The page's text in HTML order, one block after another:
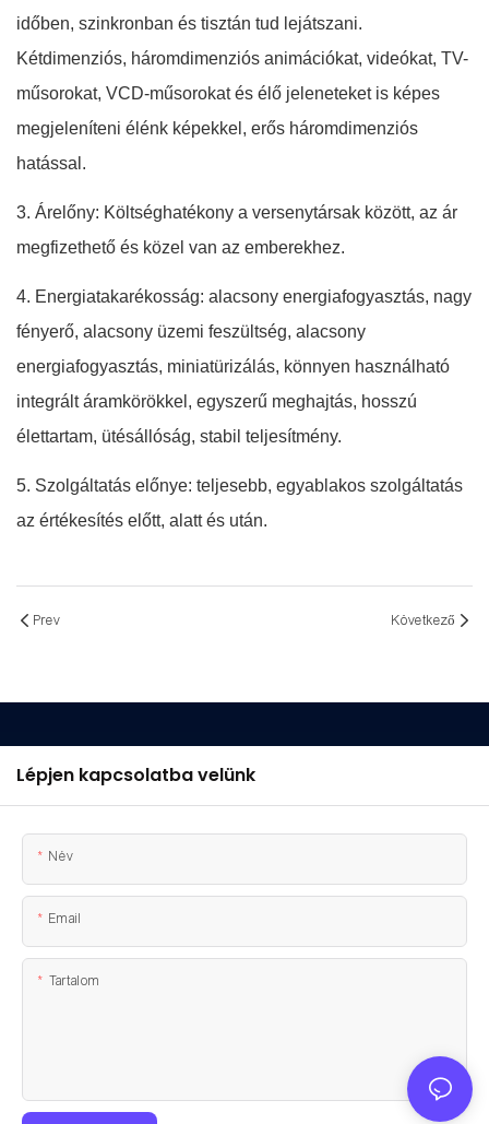
időben, szinkronban és tisztán tud lejátszani.
Kétdimenziós, háromdimenziós animációkat, videókat, TV-
műsorokat, VCD-műsorokat és élő jeleneteket is képes
megjeleníteni élénk képekkel, erős háromdimenziós
hatással.
3. Árelőny: Költséghatékony a versenytársak között, az ár
megfizethető és közel van az emberekhez.
4. Energiatakarékosság: alacsony energiafogyasztás, nagy
fényerő, alacsony üzemi feszültség, alacsony
energiafogyasztás, miniatürizálás, könnyen használható
integrált áramkörökkel, egyszerű meghajtás, hosszú
élettartam, ütésállóság, stabil teljesítmény.
5. Szolgáltatás előnye: teljesebb, egyablakos szolgáltatás
az értékesítés előtt, alatt és után.
Prev Következő
Lépjen kapcsolatba velünk
Név
Email
Tartalom